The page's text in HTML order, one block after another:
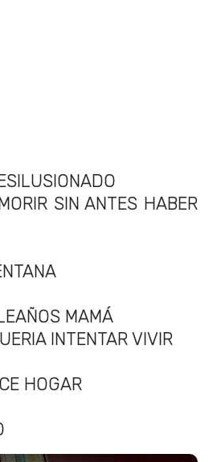
SIN ANTES HABER
MAMÁ
INTENTAR VIVIR
HOGAR